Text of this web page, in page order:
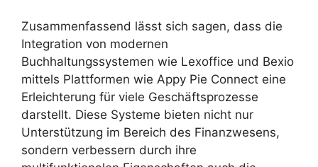
Zusammenfassend lässt sich sagen, dass die
Integration von modernen
Buchhaltungssystemen wie Lexoffice und Bexio
mittels Plattformen wie Appy Pie Connect eine
Erleichterung für viele Geschäftsprozesse
darstellt. Diese Systeme bieten nicht nur
Unterstützung im Bereich des Finanzwesens,
sondern verbessern durch ihre